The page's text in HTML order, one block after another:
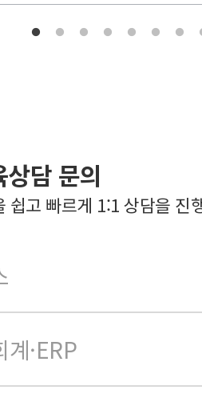
담 문의
쉽고 빠르게 1:1 상담을 진